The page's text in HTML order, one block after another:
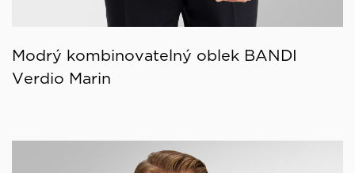
Modrý kombinovatelný oblek BANDI
Verdio Marin